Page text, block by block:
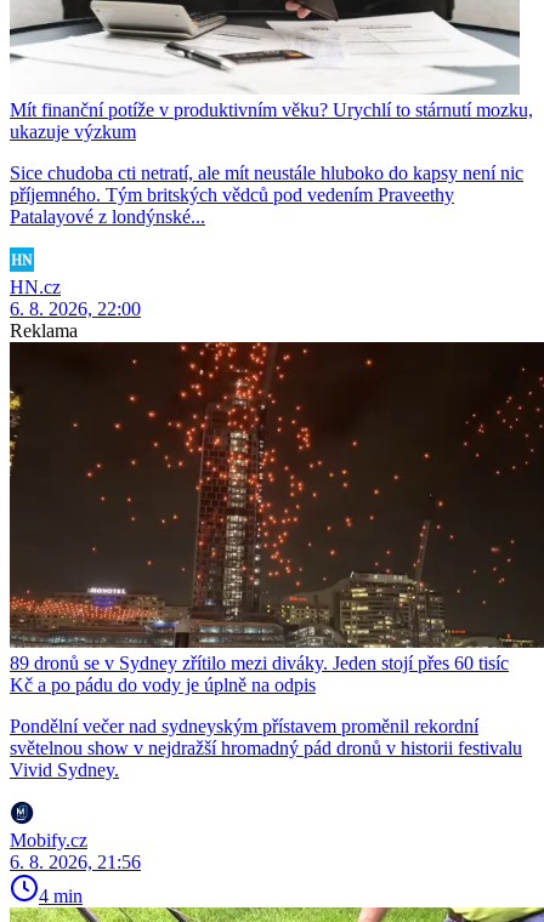
Mít finanční potíže v produktivním věku? Urychlí to stárnutí mozku,
ukazuje výzkum
Sice chudoba cti netratí, ale mít neustále hluboko do kapsy není nic
příjemného. Tým britských vědců pod vedením Praveethy
Patalayové z londýnské...
HN.cz
6. 8. 2026, 22:00
Reklama
89 dronů se v Sydney zřítilo mezi diváky. Jeden stojí přes 60 tisíc
Kč a po pádu do vody je úplně na odpis
Pondělní večer nad sydneyským přístavem proměnil rekordní
světelnou show v nejdražší hromadný pád dronů v historii festivalu
Vivid Sydney.
Mobify.cz
6. 8. 2026, 21:56
4 min